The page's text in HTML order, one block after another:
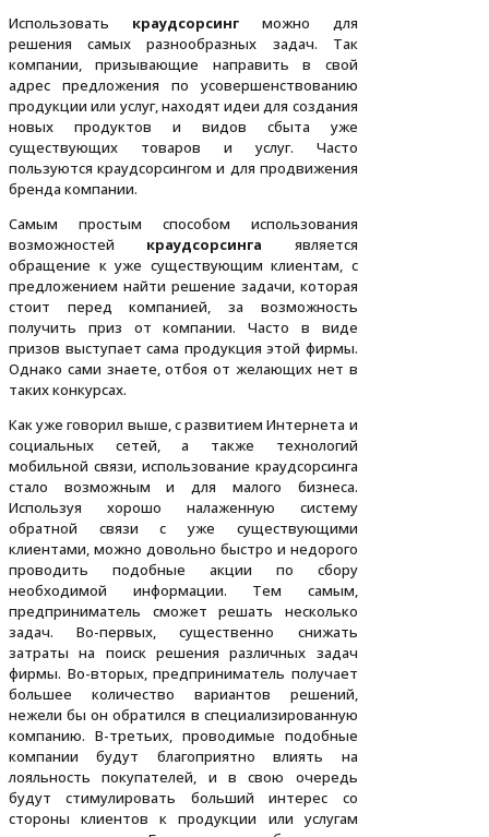
Использовать краудсорсингможно для
решения самых разнообразных задач. Так
компании, призывающие направить в свой
адрес предложения по усовершенствованию
продукции или услуг, находят идеи для создания
новых продуктов и видов сбыта уже
существующих товаров и услуг. Часто
пользуются краудсорсингом и для продвижения
бренда компании.
Самым простым способом использования
возможностей краудсорсинга является
обращение к уже существующим клиентам, с
предложением найти решение задачи, которая
стоит перед компанией, за возможность
получить приз от компании. Часто в виде
призов выступает сама продукция этой фирмы.
Однако сами знаете, отбоя от желающих нет в
таких конкурсах.
Как уже говорил выше, с развитием Интернета и
социальных сетей, а также технологий
мобильной связи, использование краудсорсинга
стало возможным и для малого бизнеса.
Используя хорошо налаженную систему
обратной связи с уже существующими
клиентами, можно довольно быстро и недорого
проводить подобные акции по сбору
необходимой информации. Тем самым,
предприниматель сможет решать несколько
задач. Во-первых, существенно снижать
затраты на поиск решения различных задач
фирмы. Во-вторых, предприниматель получает
большее количество вариантов решений,
нежели бы он обратился в специализированную
компанию. В-третьих, проводимые подобные
компании будут благоприятно влиять на
лояльность покупателей, и в свою очередь
будут стимулировать больший интерес со
стороны клиентов к продукции или услугам